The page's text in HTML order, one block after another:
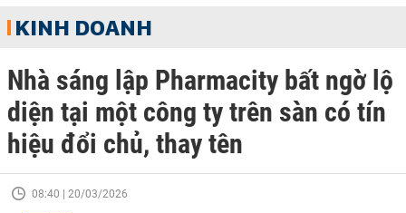
KINH DOANH
Nhà sáng lập Pharmacity bất ngờ lộ
diện tại một công ty trên sàn có tín
hiệu đổi chủ, thay tên
08:40 | 20/03/2026